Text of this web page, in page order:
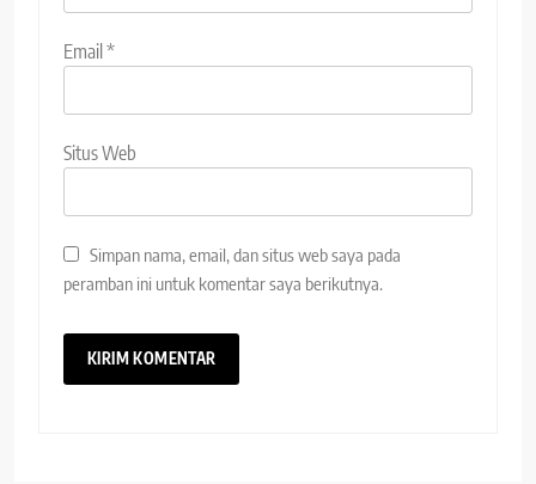
Email *
Situs Web
Simpan nama, email, dan situs web saya pada
peramban ini untuk komentar saya berikutnya.